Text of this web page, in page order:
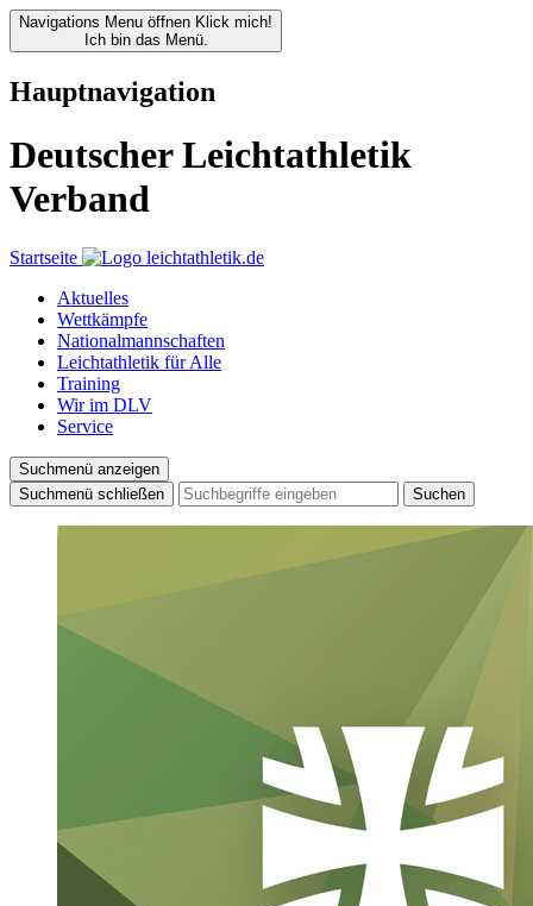
Navigations Menu öffnen Klick mich!
Ich bin das Menü.
Hauptnavigation
Deutscher Leichtathletik
Verband
Startseite
Aktuelles
Wettkämpfe
Nationalmannschaften
Leichtathletik für Alle
Training
Wir im DLV
Service
Suchmenü anzeigen
Suchmenü schließen
Suchen